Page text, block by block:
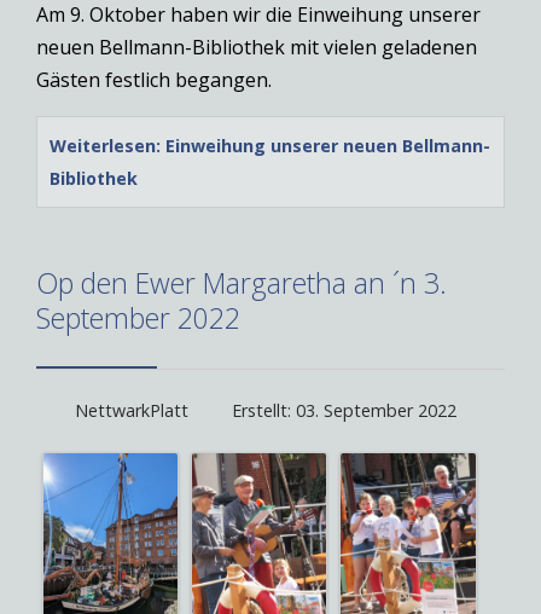
Am 9. Oktober haben wir die Einweihung unserer
neuen Bellmann-Bibliothek mit vielen geladenen
Gästen festlich begangen.
Weiterlesen: Einweihung unserer neuen Bellmann-
Bibliothek
Op den Ewer Margaretha an ´n 3.
September 2022
NettwarkPlatt Erstellt: 03. September 2022